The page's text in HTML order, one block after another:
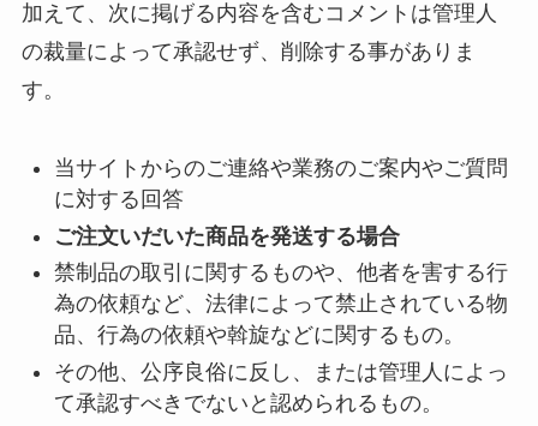
加えて、次に掲げる内容を含むコメントは管理人
の裁量によって承認せず、削除する事がありま
す。
当サイトからのご連絡や業務のご案内やご質問
に対する回答
ご注文いだいた商品を発送する場合
禁制品の取引に関するものや、他者を害する行
為の依頼など、法律によって禁止されている物
品、行為の依頼や斡旋などに関するもの。
その他、公序良俗に反し、または管理人によっ
て承認すべきでないと認められるもの。